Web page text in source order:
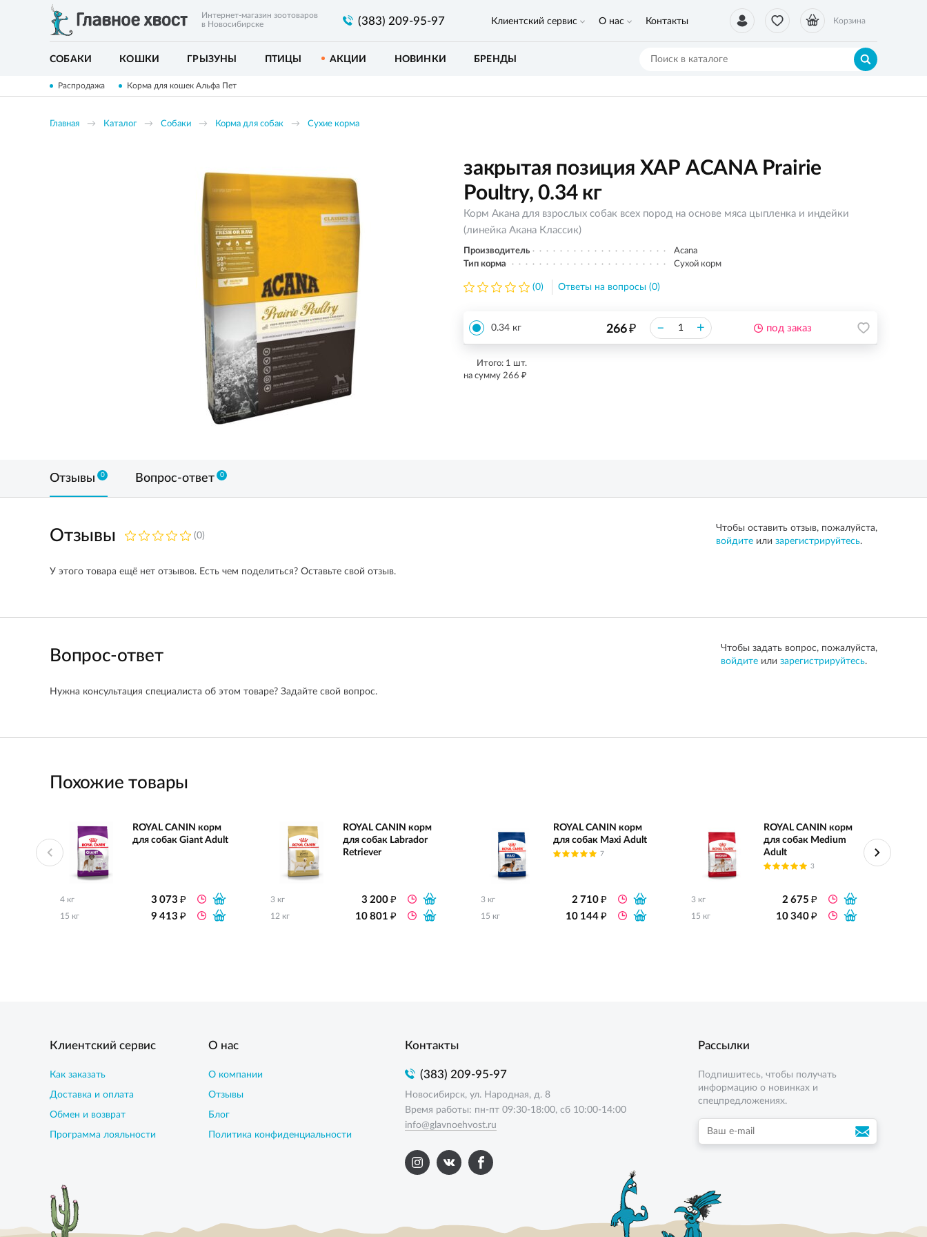
Интернет-магазин зоотоваров
в Новосибирске
(383) 209-95-97 Корзина
Клиентский сервис О нас Контакты
СОБАКИ КОШКИ ГРЫЗУНЫ ПТИЦЫ АКЦИИ НОВИНКИ БРЕНДЫ
Распродажа Корма для кошек Альфа Пет
Главная Каталог Собаки Корма для собак Сухие корма
закрытая позиция ХАР ACANA Prairie
Poultry, 0.34 кг
Корм Акана для взрослых собак всех пород на основе мяса цыпленка и индейки
(линейка Акана Классик)
Производитель
Acana
Тип корма
Сухой корм
(0) Ответы на вопросы (0)
0.34 кг 266₽ – + под заказ
Итого: 1 шт.
на сумму 266 ₽
Отзывы 0 Вопрос-ответ 0
Отзывы (0)
Чтобы оставить отзыв, пожалуйста,
войдите или зарегистрируйтесь.
У этого товара ещё нет отзывов. Есть чем поделиться? Оставьте свой отзыв.
Вопрос-ответ
Чтобы задать вопрос, пожалуйста,
войдите или зарегистрируйтесь.
Нужна консультация специалиста об этом товаре? Задайте свой вопрос.
Похожие товары
ROYAL CANIN корм
для собак Giant Adult
4 кг 3 073₽
15 кг 9 413₽
ROYAL CANIN корм
для собак Labrador
Retriever
3 кг 3 200₽
12 кг 10 801₽
ROYAL CANIN корм
для собак Maxi Adult
7
3 кг 2 710₽
15 кг 10 144₽
ROYAL CANIN корм
для собак Medium
Adult
3
3 кг 2 675₽
15 кг 10 340₽
Клиентский сервис
Как заказать
Доставка и оплата
Обмен и возврат
Программа лояльности
О нас
О компании
Отзывы
Блог
Политика конфиденциальности
Контакты
(383) 209-95-97
Новосибирск, ул. Народная, д. 8
Время работы: пн-пт 09:30-18:00, сб 10:00-14:00
info@glavnoehvost.ru
Рассылки
Подпишитесь, чтобы получать
информацию о новинках и
спецпредложениях.